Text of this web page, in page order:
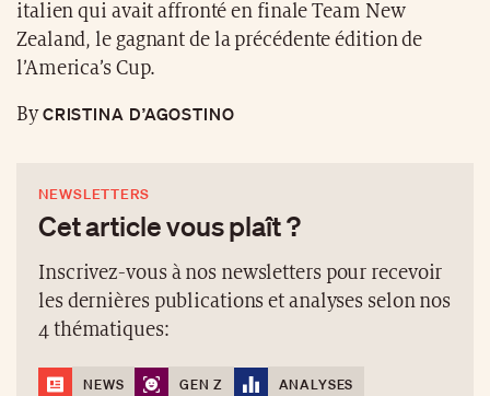
italien qui avait affronté en finale Team New
Zealand, le gagnant de la précédente édition de
l’America’s Cup.
ByCRISTINA D’AGOSTINO
NEWSLETTERS
Cet article vous plaît ?
Inscrivez-vous à nos newsletters pour recevoir
les dernières publications et analyses selon nos
4 thématiques:
NEWS GEN Z
ANALYSES